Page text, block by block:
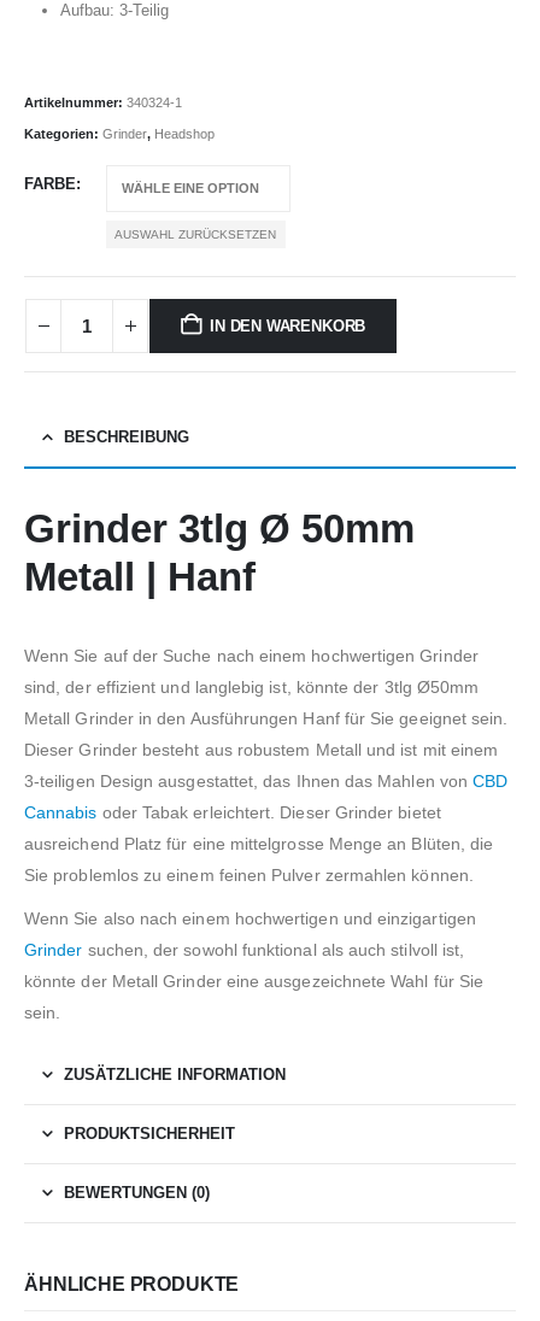
Aufbau: 3-Teilig
Artikelnummer: 340324-1
Kategorien: Grinder, Headshop
FARBE
AUSWAHL ZURÜCKSETZEN
IN DEN WARENKORB
BESCHREIBUNG
Grinder 3tlg Ø 50mm
Metall | Hanf
Wenn Sie auf der Suche nach einem hochwertigen Grinder
sind, der effizient und langlebig ist, könnte der 3tlg Ø50mm
Metall Grinder in den Ausführungen Hanf für Sie geeignet sein.
Dieser Grinder besteht aus robustem Metall und ist mit einem
3-teiligen Design ausgestattet, das Ihnen das Mahlen von CBD
Cannabis oder Tabak erleichtert. Dieser Grinder bietet
ausreichend Platz für eine mittelgrosse Menge an Blüten, die
Sie problemlos zu einem feinen Pulver zermahlen können.
Wenn Sie also nach einem hochwertigen und einzigartigen
Grinder suchen, der sowohl funktional als auch stilvoll ist,
könnte der Metall Grinder eine ausgezeichnete Wahl für Sie
sein.
ZUSÄTZLICHE INFORMATION
PRODUKTSICHERHEIT
BEWERTUNGEN (0)
ÄHNLICHE PRODUKTE